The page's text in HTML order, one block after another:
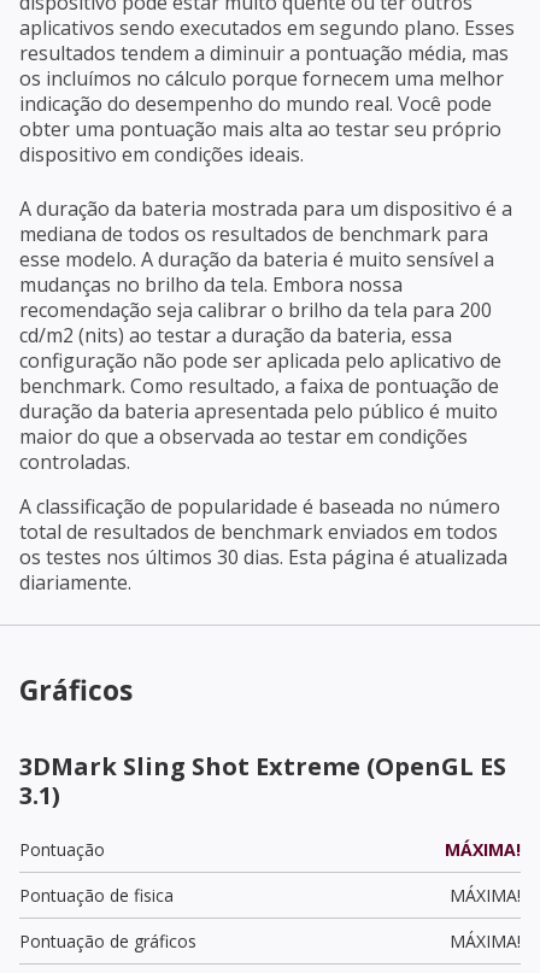
aplicativos sendo executados em segundo plano. Esses
resultados tendem a diminuir a pontuação média, mas
os incluímos no cálculo porque fornecem uma melhor
indicação do desempenho do mundo real. Você pode
obter uma pontuação mais alta ao testar seu próprio
dispositivo em condições ideais.
A duração da bateria mostrada para um dispositivo é a
mediana de todos os resultados de benchmark para
esse modelo. A duração da bateria é muito sensível a
mudanças no brilho da tela. Embora nossa
recomendação seja calibrar o brilho da tela para 200
cd/m2 (nits) ao testar a duração da bateria, essa
configuração não pode ser aplicada pelo aplicativo de
benchmark. Como resultado, a faixa de pontuação de
duração da bateria apresentada pelo público é muito
maior do que a observada ao testar em condições
controladas.
A classificação de popularidade é baseada no número
total de resultados de benchmark enviados em todos
os testes nos últimos 30 dias. Esta página é atualizada
diariamente.
Gráficos
3DMark Sling Shot Extreme (OpenGL ES
3.1)
Pontuação
MÁXIMA!
Pontuação de fisica
MÁXIMA!
Pontuação de gráficos
MÁXIMA!